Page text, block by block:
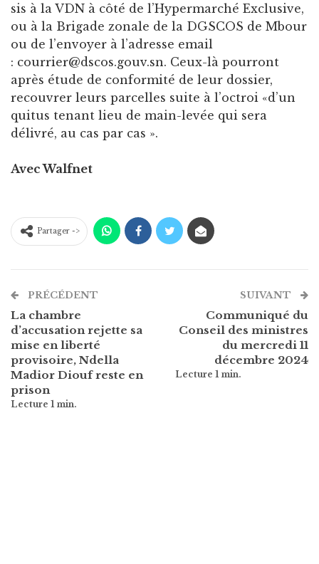
sis à la VDN à côté de l’Hypermarché Exclusive,
ou à la Brigade zonale de la DGSCOS de Mbour
ou de l’envoyer à l’adresse email
: courrier@dscos.gouv.sn. Ceux-là pourront
après étude de conformité de leur dossier,
recouvrer leurs parcelles suite à l’octroi «d’un
quitus tenant lieu de main-levée qui sera
délivré, au cas par cas ».
Avec Walfnet
Partager ->
PRÉCÉDENT
La chambre
d’accusation rejette sa
mise en liberté
provisoire, Ndella
Madior Diouf reste en
prison
SUIVANT
Communiqué du
Conseil des ministres
du mercredi 11
décembre 2024